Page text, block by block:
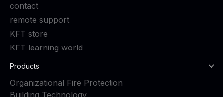
contact
remote support
KFT store
KFT learning world
Products
Organizational Fire Protection
Building Technology